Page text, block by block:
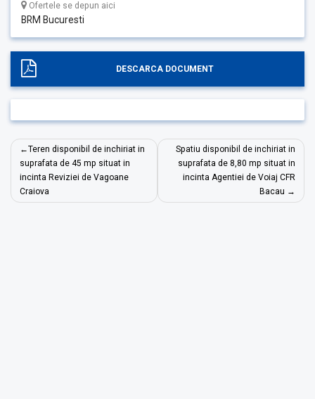
Ofertele se depun aici
BRM Bucuresti
DESCARCA DOCUMENT
Navigare
în
articole
Teren disponibil de inchiriat in
suprafata de 45 mp situat in
incinta Reviziei de Vagoane
Craiova
Spatiu disponibil de inchiriat in
suprafata de 8,80 mp situat in
incinta Agentiei de Voiaj CFR
Bacau